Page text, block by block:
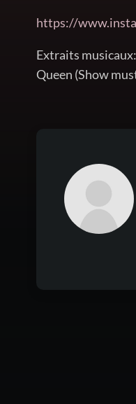
https://
Extraits
Queen (Show